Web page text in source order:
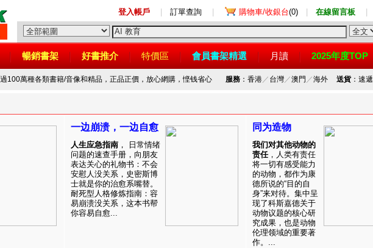
登入帳戶 訂單查詢 購物車/收銀台(0) 在線留言板
暢銷書架 好書推介 特價區 會員書架精選 月讀 2025年度TOP
過100萬種各類書籍/音像和精品，正品正價，放心網購，悭钱省心 服務：香港／ 台灣／澳門 ／海外 送貨：速遞
一边崩溃，一边自愈
人生应急指南 ， 日常情绪
问题的速查手册，向朋友
表达关心的礼物书：不会
安慰人没关系，史密斯博
士就是你的治愈系嘴替。
耐死型人格修炼指南：容
易崩溃没关系，这本书帮
你容易自愈...
同为造物
我们对其他动物的
责任，人类有责任
将一切有感受能力
的动物，都作为康
德所说的“目的自
身”来对待。集中呈
现了科斯嘉德关于
动物议题的核心研
究成果，也是动物
伦理领域的重要著
作。...